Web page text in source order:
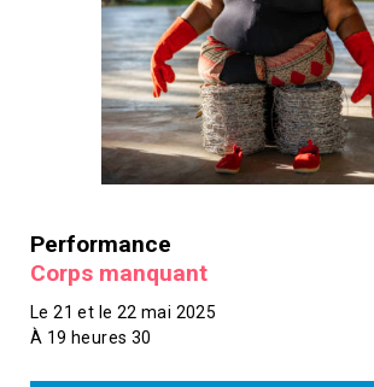
Performance
Corps manquant
Le 21 et le 22 mai 2025
À 19 heures 30